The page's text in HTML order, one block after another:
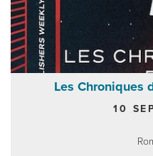
Les Chroniques
10